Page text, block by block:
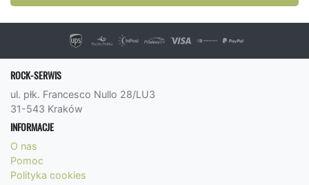
ROCK-SERWIS
ul. płk. Francesco Nullo 28/LU3
31-543 Kraków
INFORMACJE
O nas
Pomoc
Polityka cookies